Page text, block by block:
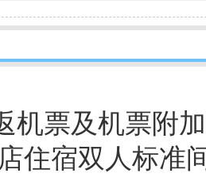
机票及机票附
住宿双人标准